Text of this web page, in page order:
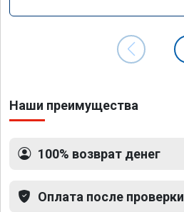
Наши преимущества
100% возврат денег
Оплата после проверки